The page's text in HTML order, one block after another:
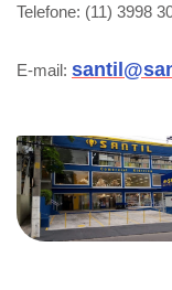
Telefone: (11) 3998
E-mail: